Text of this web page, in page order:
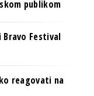
publikom
Bravo Festival
reagovati na